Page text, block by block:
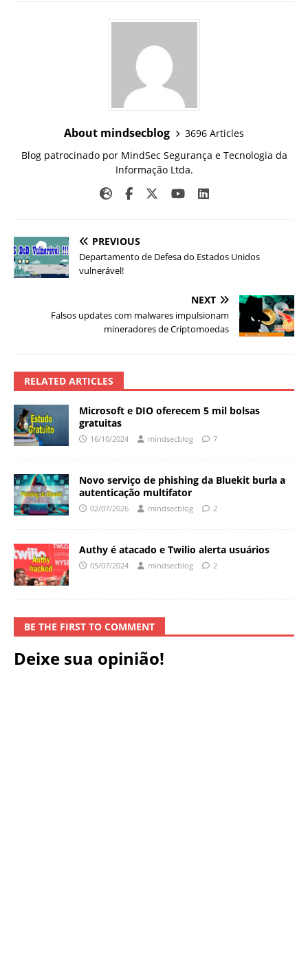
About mindsecblog
3696 Articles
Blog patrocinado por MindSec Segurança e Tecnologia da
Informação Ltda.
PREVIOUS
Departamento de Defesa do Estados Unidos
vulnerável!
NEXT
Falsos updates com malwares impulsionam
mineradores de Criptomoedas
RELATED ARTICLES
Microsoft e DIO oferecem 5 mil bolsas
gratuitas
16/10/2024 mindsecblog 7
Novo serviço de phishing da Bluekit burla a
autenticação multifator
02/07/2026 mindsecblog 2
Authy é atacado e Twilio alerta usuários
05/07/2024 mindsecblog 2
BE THE FIRST TO COMMENT
Deixe sua opinião!